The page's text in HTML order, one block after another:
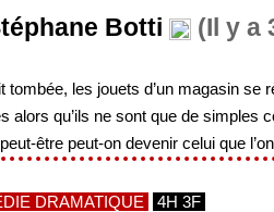
Botti (Il y a
tombée, les jouets d’un magasin se
alors qu’ils ne sont que de simples
être peut-on devenir celui que
DRAMATIQUE 4H 3F